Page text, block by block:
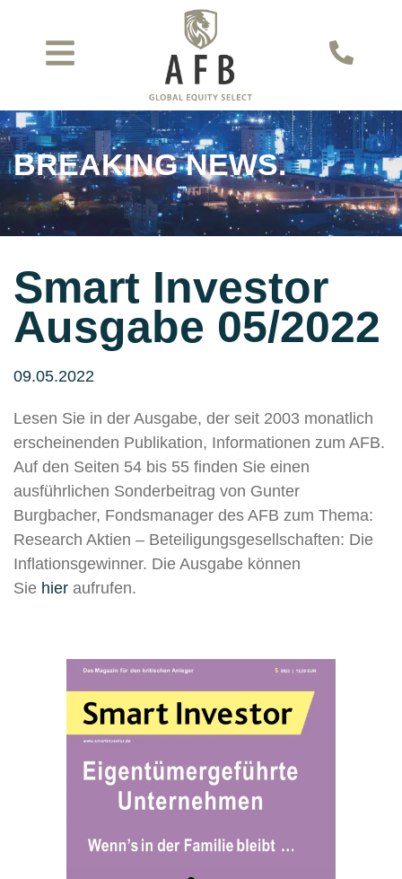
BREAKING NEWS.
Smart Investor
Ausgabe 05/2022
09.05.2022
Lesen Sie in der Ausgabe, der seit 2003 monatlich
erscheinenden Publikation, Informationen zum AFB.
Auf den Seiten 54 bis 55 finden Sie einen
ausführlichen Sonderbeitrag von Gunter
Burgbacher, Fondsmanager des AFB zum Thema:
Research Aktien – Beteiligungsgesellschaften: Die
Inflationsgewinner. Die Ausgabe können
Sie hier aufrufen.